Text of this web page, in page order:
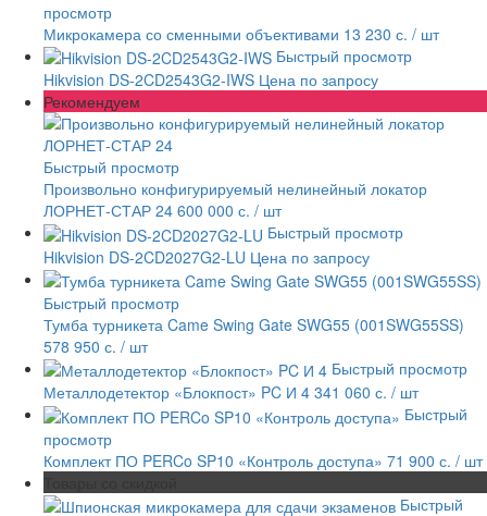
просмотр
Микрокамера со сменными объективами 13 230 с. / шт
Быстрый просмотр
Hikvision DS-2CD2543G2-IWS Цена по запросу
Рекомендуем
Быстрый просмотр
Произвольно конфигурируемый нелинейный локатор
ЛОРНЕТ-СТАР 24 600 000 с. / шт
Быстрый просмотр
Hikvision DS-2CD2027G2-LU Цена по запросу
Быстрый просмотр
Тумба турникета Came Swing Gate SWG55 (001SWG55SS)
578 950 с. / шт
Быстрый просмотр
Металлодетектор «Блокпост» PC И 4 341 060 с. / шт
Быстрый
просмотр
Комплект ПО PERCo SP10 «Контроль доступа» 71 900 с. / шт
Быстрый